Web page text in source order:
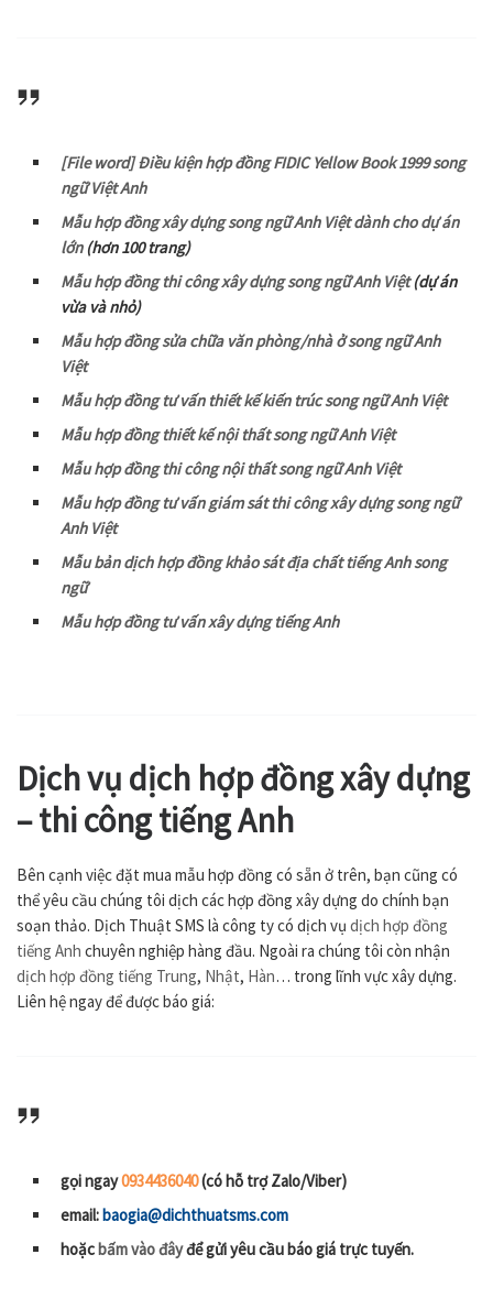
[File word] Điều kiện hợp đồng FIDIC Yellow Book 1999 song
ngữ Việt Anh
Mẫu hợp đồng xây dựng song ngữ Anh Việt dành cho dự án
lớn(hơn 100 trang)
Mẫu hợp đồng thi công xây dựng song ngữ Anh Việt(dự án
vừa và nhỏ)
Mẫu hợp đồng sửa chữa văn phòng/nhà ở song ngữ Anh
Việt
Mẫu hợp đồng tư vấn thiết kế kiến trúc song ngữ Anh Việt
Mẫu hợp đồng thiết kế nội thất song ngữ Anh Việt
Mẫu hợp đồng thi công nội thất song ngữ Anh Việt
Mẫu hợp đồng tư vấn giám sát thi công xây dựng song ngữ
Anh Việt
Mẫu bản dịch hợp đồng khảo sát địa chất tiếng Anh song
ngữ
Mẫu hợp đồng tư vấn xây dựng tiếng Anh
Dịch vụ dịch hợp đồng xây dựng
– thi côngtiếng Anh
Bên cạnh việc đặt mua mẫu hợp đồng có sẵn ở trên, bạn cũng có
thể yêu cầu chúng tôi dịch các hợp đồng xây dựng do chính bạn
soạn thảo. Dịch Thuật SMS là công ty có dịch vụ dịch hợp đồng
tiếng Anh chuyên nghiệp hàng đầu. Ngoài ra chúng tôi còn nhận
dịch hợp đồng tiếng Trung, Nhật, Hàn… trong lĩnh vực xây dựng.
Liên hệ ngay để được báo giá:
gọi ngay0934436040(có hỗ trợ Zalo/Viber)
email:baogia@dichthuatsms.com
hoặcbấm vào đâyđể gửi yêu cầu báo giá trực tuyến.